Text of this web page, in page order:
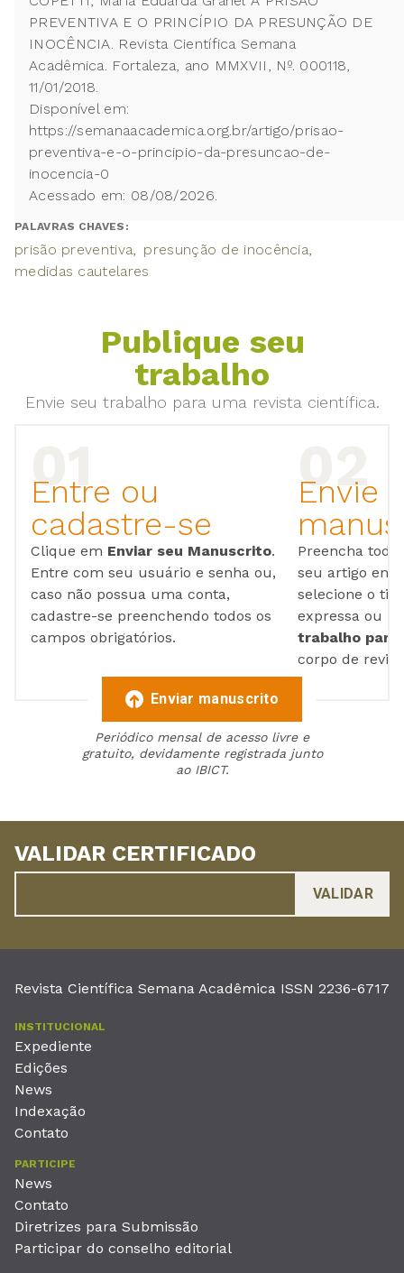
PREVENTIVA E O PRINCÍPIO DA PRESUNÇÃO DE
INOCÊNCIA. Revista Científica Semana
Acadêmica. Fortaleza, ano MMXVII, Nº. 000118,
11/01/2018.
Disponível em:
https://semanaacademica.org.br/artigo/prisao-
preventiva-e-o-principio-da-presuncao-de-
inocencia-0
Acessado em: 08/08/2026.
PALAVRAS CHAVES:
prisão preventiva
presunção de inocência
medidas cautelares
Publique seu
trabalho
Envie seu trabalho para uma revista científica.
Entre ou
cadastre-se
Clique em Enviar seu Manuscrito.
Entre com seu usuário e senha ou,
caso não possua uma conta,
cadastre-se preenchendo todos os
campos obrigatórios.
Envie
Preencha
seu artigo em
selecione o
expressa ou
trabalho para
corpo de
Enviar manuscrito
Periódico mensal de acesso livre e
gratuito, devidamente registrada junto
ao IBICT.
VALIDAR CERTIFICADO
Revista Científica Semana Acadêmica ISSN 2236-6717
INSTITUCIONAL
Expediente
Edições
News
Indexação
Contato
PARTICIPE
News
Contato
Diretrizes para Submissão
Participar do conselho editorial